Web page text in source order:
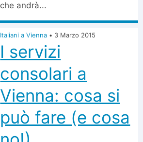
che andrà...
Italiani a Vienna • 3 Marzo 2015
I servizi
consolari a
Vienna: cosa si
può fare (e cosa